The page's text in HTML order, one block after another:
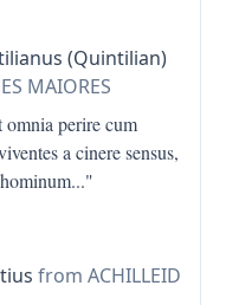
(Quintilian)
MAIORES
omnia perire cum
a cinere sensus,
..."
from ACHILLEID